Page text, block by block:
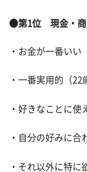
●第1位 現金・商
・お金が一番いい
・一番実用的（22
・好きなことに使
・自分の好みに合
・それ以外に特に